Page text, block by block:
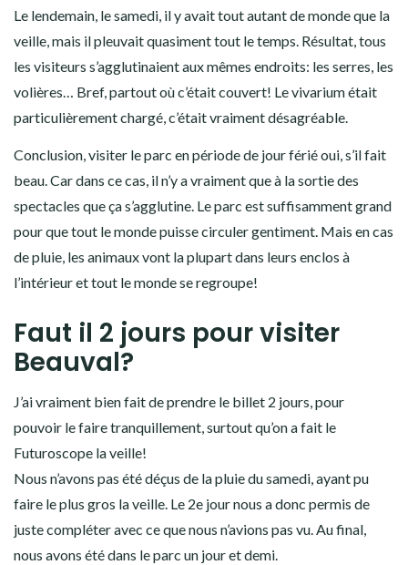
Le lendemain, le samedi, il y avait tout autant de monde que la
veille, mais il pleuvait quasiment tout le temps. Résultat, tous
les visiteurs s’agglutinaient aux mêmes endroits: les serres, les
volières… Bref, partout où c’était couvert! Le vivarium était
particulièrement chargé, c’était vraiment désagréable.
Conclusion, visiter le parc en période de jour férié oui, s’il fait
beau. Car dans ce cas, il n’y a vraiment que à la sortie des
spectacles que ça s’agglutine. Le parc est suffisamment grand
pour que tout le monde puisse circuler gentiment. Mais en cas
de pluie, les animaux vont la plupart dans leurs enclos à
l’intérieur et tout le monde se regroupe!
Faut il 2 jours pour visiter
Beauval?
J’ai vraiment bien fait de prendre le billet 2 jours, pour
pouvoir le faire tranquillement, surtout qu’on a fait le
Futuroscope la veille!
Nous n’avons pas été déçus de la pluie du samedi, ayant pu
faire le plus gros la veille. Le 2e jour nous a donc permis de
juste compléter avec ce que nous n’avions pas vu. Au final,
nous avons été dans le parc un jour et demi.